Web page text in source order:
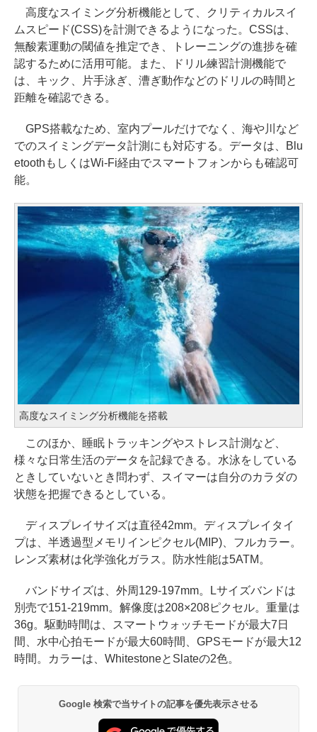
高度なスイミング分析機能として、クリティカルスイ
ムスピード(CSS)を計測できるようになった。CSSは、
無酸素運動の閾値を推定でき、トレーニングの進捗を確
認するために活用可能。また、ドリル練習計測機能で
は、キック、片手泳ぎ、漕ぎ動作などのドリルの時間と
距離を確認できる。
GPS搭載なため、室内プールだけでなく、海や川など
でのスイミングデータ計測にも対応する。データは、Blu
etoothもしくはWi-Fi経由でスマートフォンからも確認可
能。
高度なスイミング分析機能を搭載
このほか、睡眠トラッキングやストレス計測など、
様々な日常生活のデータを記録できる。水泳をしている
ときしていないとき問わず、スイマーは自分のカラダの
状態を把握できるとしている。
ディスプレイサイズは直径42mm。ディスプレイタイ
プは、半透過型メモリインピクセル(MIP)、フルカラー。
レンズ素材は化学強化ガラス。防水性能は5ATM。
バンドサイズは、外周129-197mm。Lサイズバンドは
別売で151-219mm。解像度は208×208ピクセル。重量は
36g。駆動時間は、スマートウォッチモードが最大7日
間、水中心拍モードが最大60時間、GPSモードが最大12
時間。カラーは、WhitestoneとSlateの2色。
Google 検索で当サイトの記事を優先表示させる